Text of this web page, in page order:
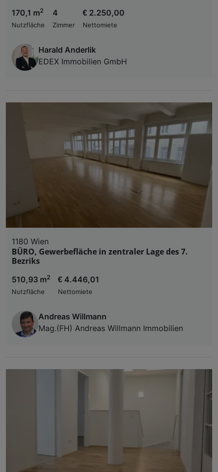
170,1 m2
Nutzfläche
4
Zimmer
€ 2.250,00
Nettomiete
Harald Anderlik
EDEX Immobilien GmbH
1180 Wien
BÜRO, Gewerbefläche in zentraler Lage des 7.
Bezriks
510,93 m2
Nutzfläche
€ 4.446,01
Nettomiete
Andreas Willmann
Mag.(FH) Andreas Willmann Immobilien